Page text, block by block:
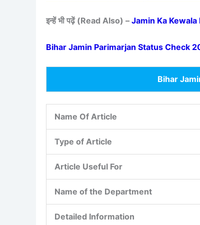
इन्हें भी पढ़ें (Read Also) – Jamin Ka Kewala
Bihar Jamin Parimarjan Status Check
Bihar
Name Of Article
Type of Article
Article Useful For
Name of the Department
Detailed Information